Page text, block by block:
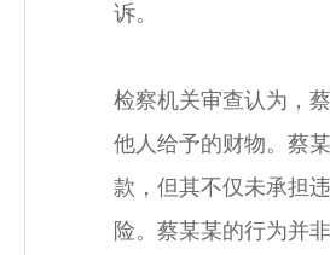
诉。
检察机关审查认为，
他人给予的财物。蔡
款，但其不仅未承担
险。蔡某某的行为并